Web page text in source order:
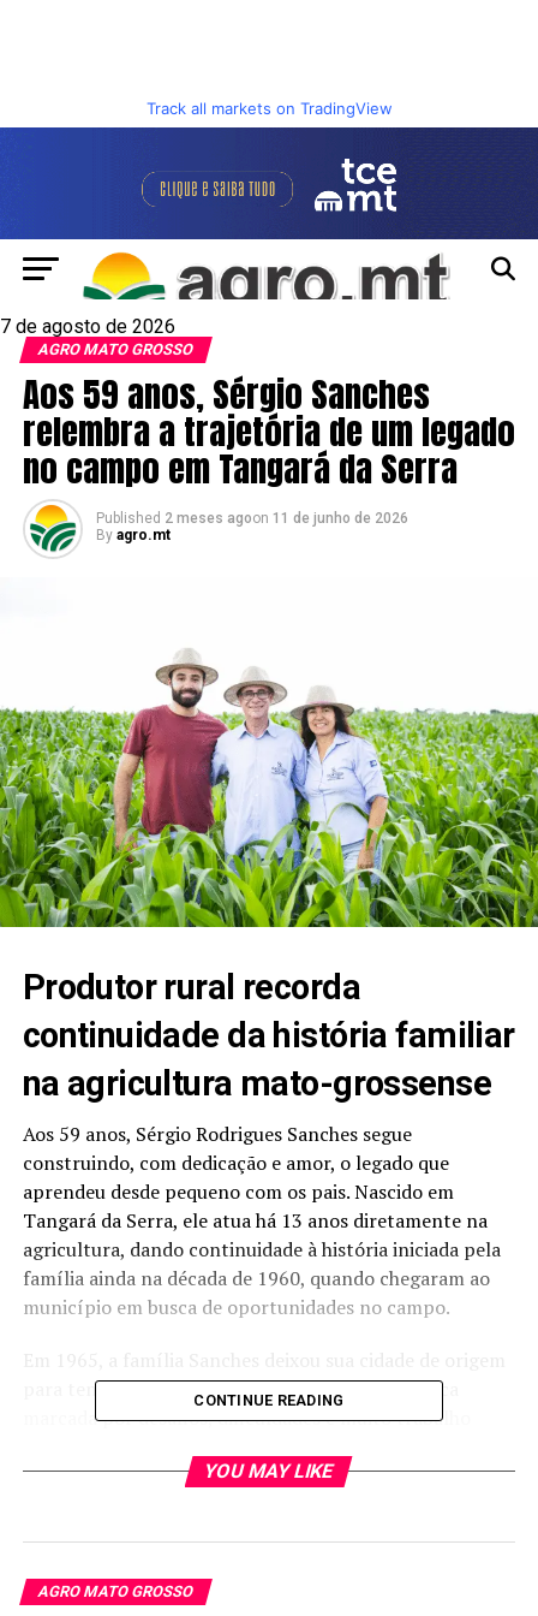
Track all markets on TradingView
7 de agosto de 2026
AGRO MATO GROSSO
Aos 59 anos, Sérgio Sanches
relembra a trajetória de um legado
no campo em Tangará da Serra
Published 2 meses agoon 11 de junho de 2026
By agro.mt
Produtor rural recorda
continuidade da história familiar
na agricultura mato-grossense
Aos 59 anos, Sérgio Rodrigues Sanches segue
construindo, com dedicação e amor, o legado que
aprendeu desde pequeno com os pais. Nascido em
Tangará da Serra, ele atua há 13 anos diretamente na
agricultura, dando continuidade à história iniciada pela
família ainda na década de 1960, quando chegaram ao
município em busca de oportunidades no campo.
para tentar a vida em Mato Grosso, em uma época
marcada por desafios, dificuldades e muito trabalho
era muito simples: o plantio era feito na matraca e a
CONTINUE READING
YOU MAY LIKE
AGRO MATO GROSSO